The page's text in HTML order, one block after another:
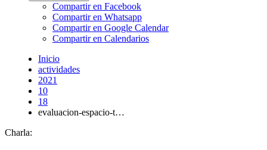
Compartir en Facebook
Compartir en Whatsapp
Compartir en Google Calendar
Compartir en Calendarios
Inicio
actividades
2021
10
18
evaluacion-espacio-t…
Charla: